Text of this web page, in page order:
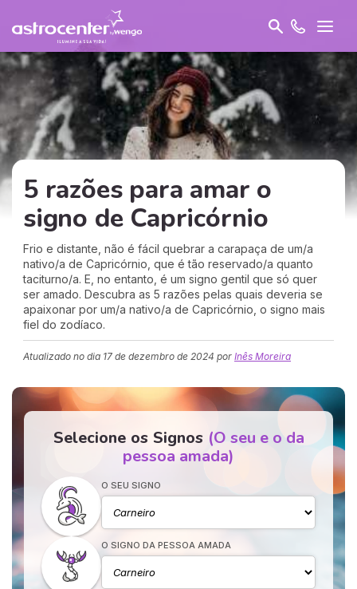
5 razões para amar o
signo de Capricórnio
Frio e distante, não é fácil quebrar a carapaça de um/a
nativo/a de Capricórnio, que é tão reservado/a quanto
taciturno/a. E, no entanto, é um signo gentil que só quer
ser amado. Descubra as 5 razões pelas quais deveria se
apaixonar por um/a nativo/a de Capricórnio, o signo mais
fiel do zodíaco.
Atualizado no dia 17 de dezembro de 2024 por Inês Moreira
Selecione os Signos (O seu e o da
pessoa amada)
O SEU SIGNO
O SIGNO DA PESSOA AMADA